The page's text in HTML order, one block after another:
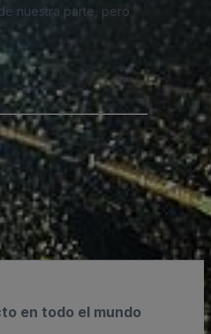
nuestra parte, pero
en todo el mundo